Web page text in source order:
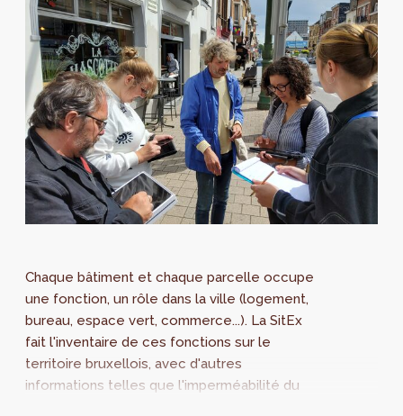
Chaque bâtiment et chaque parcelle occupe
une fonction, un rôle dans la ville (logement,
bureau, espace vert, commerce...). La SitEx
fait l'inventaire de ces fonctions sur le
territoire bruxellois, avec d'autres
informations telles que l'imperméabilité du